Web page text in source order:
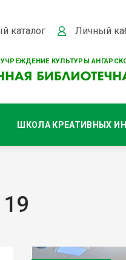
КУЛЬТУРЫ
каталог Личный
ШКОЛА КРЕАТИВНЫХ